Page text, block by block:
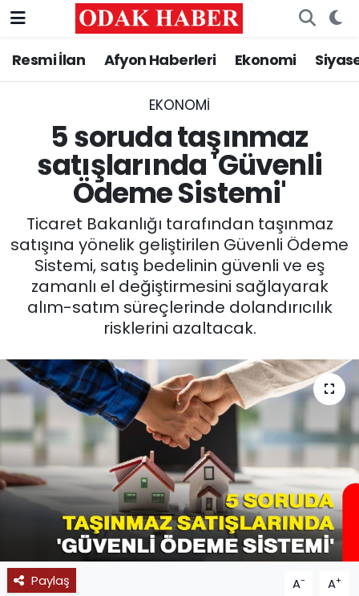
Resmi İlan Afyon Haberleri Ekonomi
EKONOMI
5 soruda taşınmaz
satışlarında 'Güvenli
Ödeme Sistemi'
Ticaret Bakanlığı tarafından taşınmaz
satışına yönelik geliştirilen Güvenli Ödeme
Sistemi, satış bedelinin güvenli ve eş
zamanlı el değiştirmesini sağlayarak
alım-satım süreçlerinde dolandırıcılık
risklerini azaltacak.
Paylaş A- A+
AFYONKARAHİSAR HABERLERİ
ASAYİŞ
GÜNCEL
SİYASET
EĞİTİM
MAGAZİN
SPOR
11:11 MANŞET
Nöbetçi Eczaneler
Trafik Durumu
Süper Lig Puan Durumu ve Fikstür
Tüm Manşetler
Son Dakika Haberleri
Haber Arşivi